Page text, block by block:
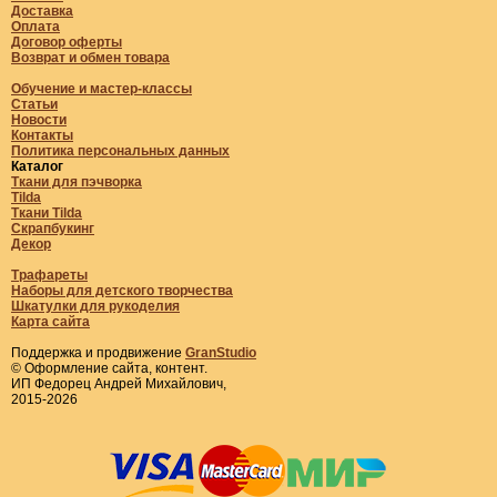
Доставка
Оплата
Договор оферты
Возврат и обмен товара
Обучение и мастер-классы
Статьи
Новости
Контакты
Политика персональных данных
Каталог
Ткани для пэчворка
Tilda
Ткани Tilda
Скрапбукинг
Декор
Трафареты
Наборы для детского творчества
Шкатулки для рукоделия
Карта сайта
Поддержка и продвижение GranStudio
© Оформление сайта, контент.
ИП Федорец Андрей Михайлович,
2015-2026